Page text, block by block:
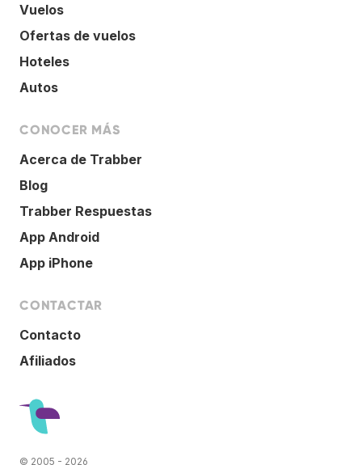
Vuelos
Ofertas de vuelos
Hoteles
Autos
CONOCER MÁS
Acerca de Trabber
Blog
Trabber Respuestas
App Android
App iPhone
CONTACTAR
Contacto
Afiliados
© 2005 - 2026